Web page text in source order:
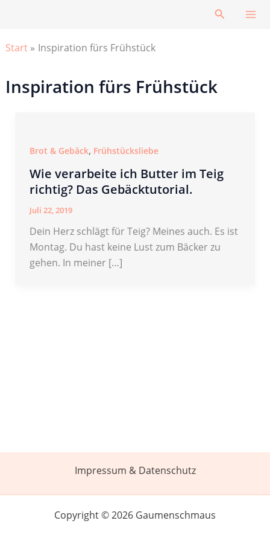
Suchen
Start Inspiration fürs Frühstück
Inspiration fürs Frühstück
Brot & Gebäck, Frühstücksliebe
Wie verarbeite ich Butter im Teig
richtig? Das Gebäcktutorial.
Juli 22, 2019
Dein Herz schlägt für Teig? Meines auch. Es ist
Montag. Du hast keine Lust zum Bäcker zu
gehen. In meiner […]
Impressum & Datenschutz
Copyright © 2026 Gaumenschmaus